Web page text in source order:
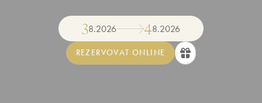
38.2026 48.2026
REZERVOVAT ONLINE